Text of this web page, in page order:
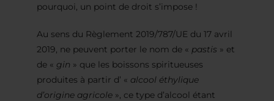
pourquoi, un point de droit s’impose !
Au sens du Règlement 2019/787/UE du 17 avril
2019, ne peuvent porter le nom de « pastis » et
de « gin » que les boissons spiritueuses
produites à partir d’ « alcool éthylique
d’origine agricole », ce type d’alcool étant